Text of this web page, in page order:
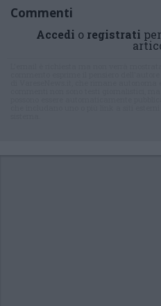
Commenti
Accedi o registrati